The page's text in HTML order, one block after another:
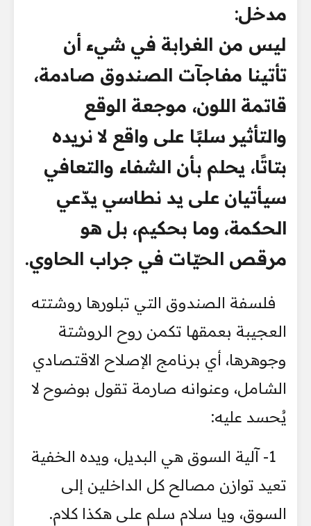
مدخل:
ليس من الغرابة في شيء أن
تأتينا مفاجآت الصندوق صادمة،
قاتمة اللون، موجعة الوقع
والتأثير سلبًا على واقع لا نريده
بتاتًا، يحلم بأن الشفاء والتعافي
سيأتيان على يد نطاسي يدّعي
الحكمة، وما بحكيم، بل هو
مرقص الحيّات في جراب الحاوي.
فلسفة الصندوق التي تبلورها روشتته
العجيبة بعمقها تكمن روح الروشتة
وجوهرها، أي برنامج الإصلاح الاقتصادي
الشامل، وعنوانه صارمة تقول بوضوح لا
يُحسد عليه:
1- آلية السوق هي البديل، ويده الخفية
تعيد توازن مصالح كل الداخلين إلى
السوق، ويا سلام سلم على هكذا كلام.